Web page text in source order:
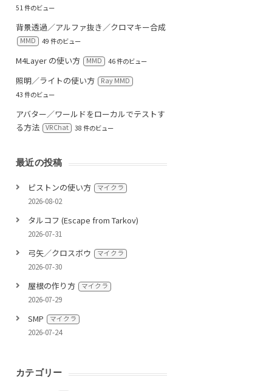
51 件のビュー
背景透過／アルファ抜き／クロマキー合成
MMD 49 件のビュー
M4Layer の使い方 MMD 46 件のビュー
照明／ライトの使い方
Ray MMD
43 件のビュー
アバター／ワールドをローカルでテストす
る方法
VRChat 38 件のビュー
最近の投稿
ピストンの使い方 マイクラ
2026-08-02
タルコフ (Escape from Tarkov)
2026-07-31
弓矢／クロスボウ マイクラ
2026-07-30
屋根の作り方 マイクラ
2026-07-29
SMP マイクラ
2026-07-24
カテゴリー